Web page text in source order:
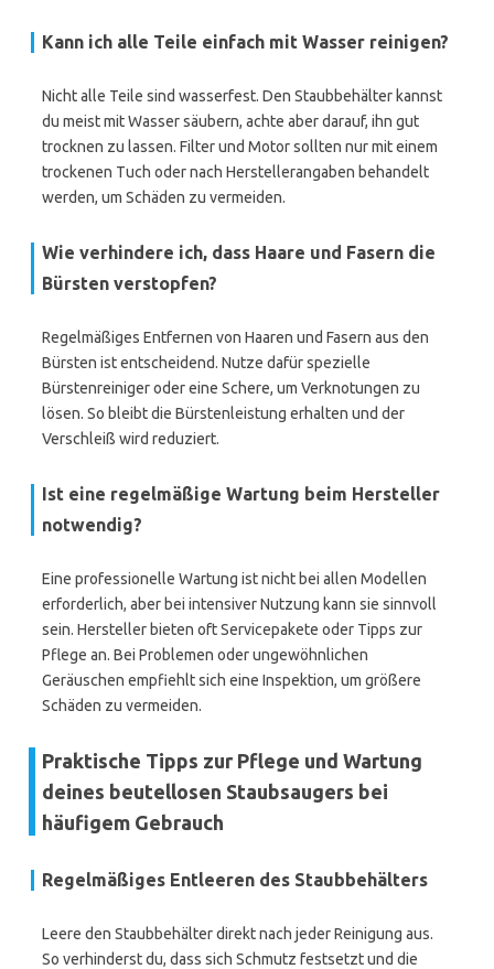
Kann ich alle Teile einfach mit Wasser reinigen?
Nicht alle Teile sind wasserfest. Den Staubbehälter kannst
du meist mit Wasser säubern, achte aber darauf, ihn gut
trocknen zu lassen. Filter und Motor sollten nur mit einem
trockenen Tuch oder nach Herstellerangaben behandelt
werden, um Schäden zu vermeiden.
Wie verhindere ich, dass Haare und Fasern die
Bürsten verstopfen?
Regelmäßiges Entfernen von Haaren und Fasern aus den
Bürsten ist entscheidend. Nutze dafür spezielle
Bürstenreiniger oder eine Schere, um Verknotungen zu
lösen. So bleibt die Bürstenleistung erhalten und der
Verschleiß wird reduziert.
Ist eine regelmäßige Wartung beim Hersteller
notwendig?
Eine professionelle Wartung ist nicht bei allen Modellen
erforderlich, aber bei intensiver Nutzung kann sie sinnvoll
sein. Hersteller bieten oft Servicepakete oder Tipps zur
Pflege an. Bei Problemen oder ungewöhnlichen
Geräuschen empfiehlt sich eine Inspektion, um größere
Schäden zu vermeiden.
Praktische Tipps zur Pflege und Wartung
deines beutellosen Staubsaugers bei
häufigem Gebrauch
Regelmäßiges Entleeren des Staubbehälters
Leere den Staubbehälter direkt nach jeder Reinigung aus.
So verhinderst du, dass sich Schmutz festsetzt und die